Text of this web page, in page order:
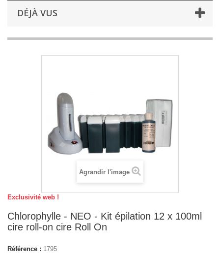
DÉJÀ VUS
Agrandir l'image
Exclusivité web !
Chlorophylle - NEO - Kit épilation 12 x 100ml
cire roll-on cire Roll On
Référence : 1795